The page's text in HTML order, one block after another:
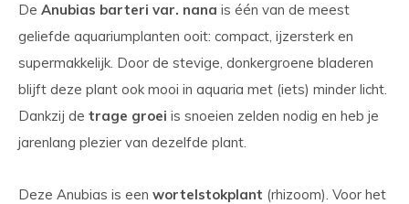
De Anubias barteri var. nana is één van de meest
geliefde aquariumplanten ooit: compact, ijzersterk en
supermakkelijk. Door de stevige, donkergroene bladeren
blijft deze plant ook mooi in aquaria met (iets) minder licht.
Dankzij de trage groei is snoeien zelden nodig en heb je
jarenlang plezier van dezelfde plant.
Deze Anubias is een wortelstokplant (rhizoom). Voor het